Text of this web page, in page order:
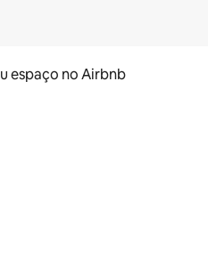
espaço no Airbnb